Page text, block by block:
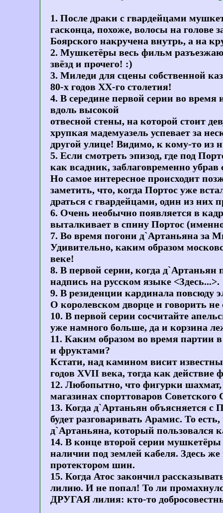
1. После драки с гвардейцами
гасконца, похоже, волосы на
Боярского накручена внутрь, а на
2. Мушкетёры весь фильм
звёзд и прочего! :)
3. Миледи для сцены собственной
80-х годов ХХ-го столетия!
4. В середине первой серии во
вдоль высокой
отвесной стены, на которой стоит
хрупкая мадемуазель успевает за
другой улице! Видимо, к кому-то из
5. Если смотреть эпизод, где под
как всадник, заблаговременно
Но самое интересное происходит
заметить, что, когда Портос уже
драться с гвардейцами, один из них
6. Очень необычно появляется в
выталкивает в спину Портос
7. Во время погони д`Артаньяна за
Удивительно, каким образом
веке!
8. В первой серии, когда д`Артаньян
надпись на русском языке <Здесь...>.
9. В резиденции кардинала повсюду
О королевском дворце и говорить не
10. В первой серии сосчитайте
уже намного больше, да и корзина
11. Каким образом во время партии
и фруктами?
Кстати, над камином висит
годов XVII века, тогда как действие
12. Любопытно, что фигурки
магазинах спорттоваров Советского
13. Когда д`Артаньян объясняется
будет разговаривать Арамис. То
д`Артаньяна, который пользовался
14. В конце второй серии
наличии под землей кабеля. Здесь
протектором шин.
15. Когда Атос закончил
лилию. И не попал! То ли
ДРУГАЯ лилия: кто-то